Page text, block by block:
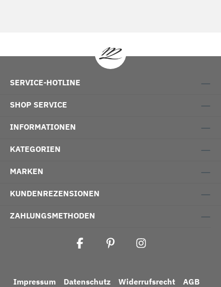
SERVICE-HOTLINE
SHOP SERVICE
INFORMATIONEN
KATEGORIEN
MARKEN
KUNDENREZENSIONEN
ZAHLUNGSMETHODEN
Impressum Datenschutz Widerrufsrecht AGB